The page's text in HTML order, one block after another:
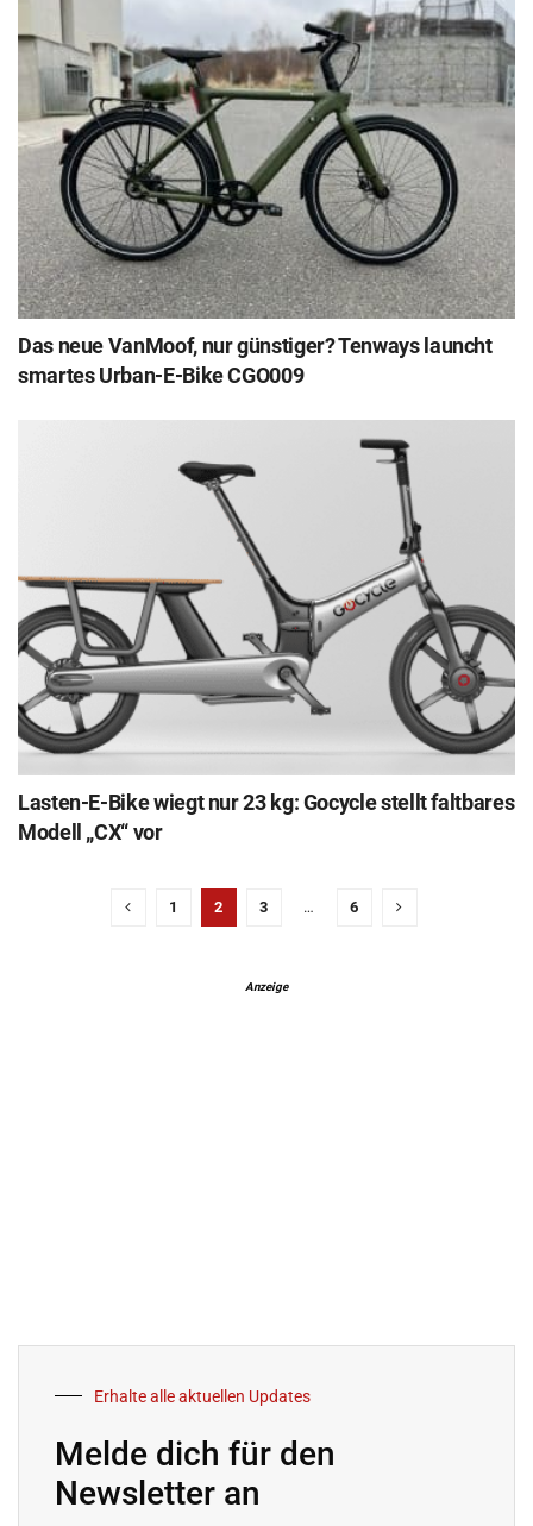
Das neue VanMoof, nur günstiger? Tenways launcht
smartes Urban-E-Bike CGO009
Lasten-E-Bike wiegt nur 23 kg: Gocycle stellt faltbares
Modell „CX“ vor
1 2 3 … 6
Anzeige
Erhalte alle aktuellen Updates
Melde dich für den
Newsletter an